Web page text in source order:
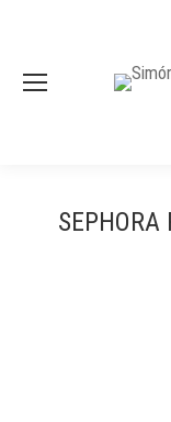
SEPHORA